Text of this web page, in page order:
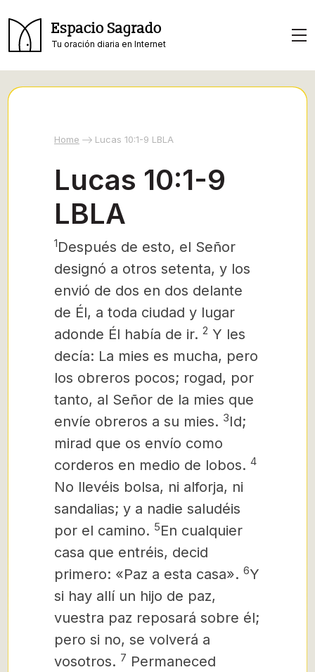
Espacio Sagrado
Tu oración diaria en Internet
Home Lucas 10:1-9 LBLA
Lucas 10:1-9
LBLA
1Después de esto, el Señor
designó a otros setenta, y los
envió de dos en dos delante
de Él, a toda ciudad y lugar
adonde Él había de ir. 2 Y les
decía: La mies es mucha, pero
los obreros pocos; rogad, por
tanto, al Señor de la mies que
envíe obreros a su mies. 3Id;
mirad que os envío como
corderos en medio de lobos. 4
No llevéis bolsa, ni alforja, ni
sandalias; y a nadie saludéis
por el camino. 5En cualquier
casa que entréis, decid
primero: «Paz a esta casa». 6Y
si hay allí un hijo de paz,
vuestra paz reposará sobre él;
pero si no, se volverá a
vosotros. 7 Permaneced